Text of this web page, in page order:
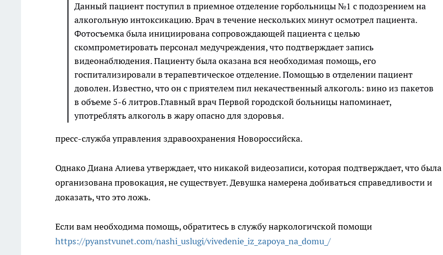
Данный пациент поступил в приемное отделение горбольницы №1 с подозрением на
алкогольную интоксикацию. Врач в течение нескольких минут осмотрел пациента.
Фотосъемка была инициирована сопровождающей пациента с целью
скомпрометировать персонал медучреждения, что подтверждает запись
видеонаблюдения. Пациенту была оказана вся необходимая помощь, его
госпитализировали в терапевтическое отделение. Помощью в отделении пациент
доволен. Известно, что он с приятелем пил некачественный алкоголь: вино из пакетов
в объеме 5-6 литров.Главный врач Первой городской больницы напоминает,
употреблять алкоголь в жару опасно для здоровья.
пресс-служба управления здравоохранения Новороссийска.
Однако Диана Алиева утверждает, что никакой видеозаписи, которая подтверждает, что была
организована провокация, не существует. Девушка намерена добиваться справедливости и
доказать, что это ложь.
Если вам необходима помощь, обратитесь в службу наркологичской помощи
https://pyanstvunet.com/nashi_uslugi/vivedenie_iz_zapoya_na_domu_/